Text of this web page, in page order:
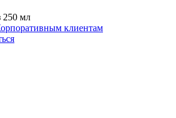
250 мл
клиентам